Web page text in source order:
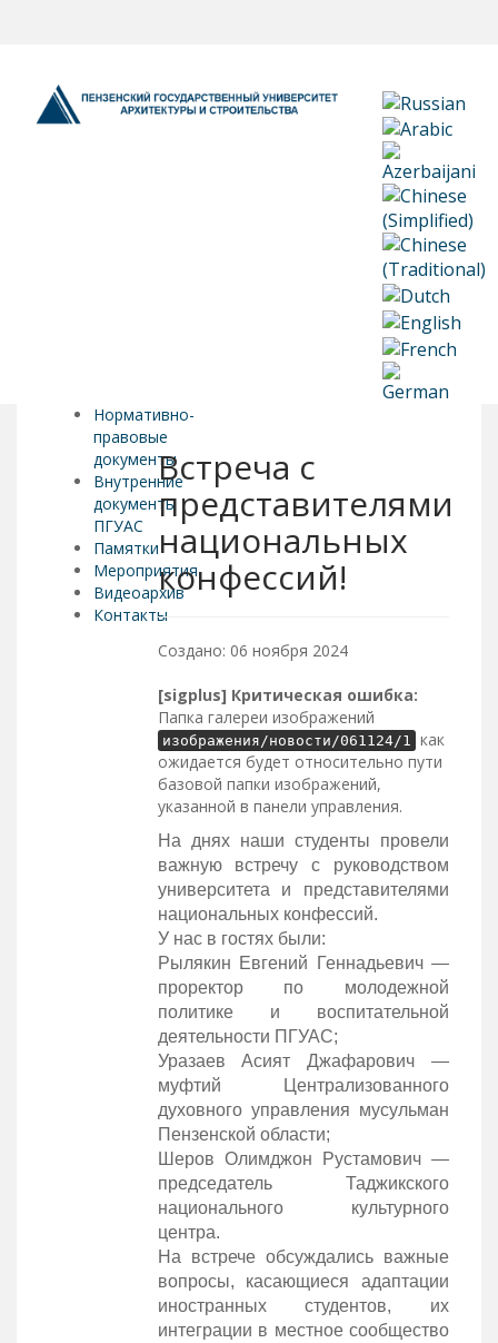
Нормативно-
правовые
документы
Внутренние
документы
ПГУАС
Памятки
Мероприятия
Видеоархив
Контакты
Встреча с
представителями
национальных
конфессий!
Создано: 06 ноября 2024
[sigplus] Критическая ошибка:
Папка галереи изображений
изображения/новости/061124/1 как
ожидается будет относительно пути
базовой папки изображений,
указанной в панели управления.
На днях наши студенты провели
важную встречу с руководством
университета и представителями
национальных конфессий.
У нас в гостях были:
Рылякин Евгений Геннадьевич —
проректор по молодежной
политике и воспитательной
деятельности ПГУАС;
Уразаев Асият Джафарович —
муфтий Централизованного
духовного управления мусульман
Пензенской области;
Шеров Олимджон Рустамович —
председатель Таджикского
национального культурного
центра.
На встрече обсуждались важные
вопросы, касающиеся адаптации
иностранных студентов, их
интеграции в местное сообщество